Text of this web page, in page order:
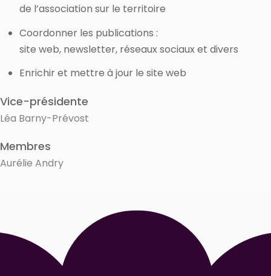
de l’association sur le territoire
Coordonner les publications :
site web, newsletter, réseaux sociaux et divers
Enrichir et mettre à jour le site web
Vice-présidente
Léa Barny-Prévost
Membres
Aurélie Andry